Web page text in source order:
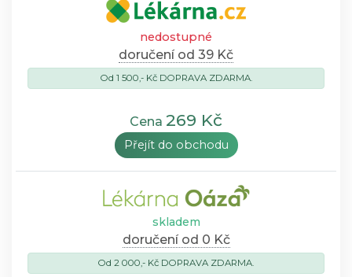
nedostupné
doručení od 39 Kč
Od 1 500,- Kč DOPRAVA ZDARMA.
Cena 269 Kč
Přejít do obchodu
skladem
doručení od 0 Kč
Od 2 000,- Kč DOPRAVA ZDARMA.